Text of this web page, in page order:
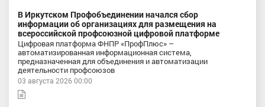
В Иркутском Профобъединении начался сбор
информации об организациях для размещения на
всероссийской профсоюзной цифровой платформе
Цифровая платформа ФНПР «ПрофПлюс» –
автоматизированная информационная система,
предназначенная для объединения и автоматизации
деятельности профсоюзов
03 августа 2026 00:00